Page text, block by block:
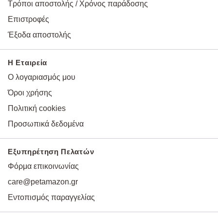
Τρόποι αποστολής / Χρόνος παράδοσης
Επιστροφές
Έξοδα αποστολής
Η Εταιρεία
Ο λογαριασμός μου
Όροι χρήσης
Πολιτική cookies
Προσωπικά δεδομένα
Εξυπηρέτηση Πελατών
Φόρμα επικοινωνίας
care@petamazon.gr
Εντοπισμός παραγγελίας